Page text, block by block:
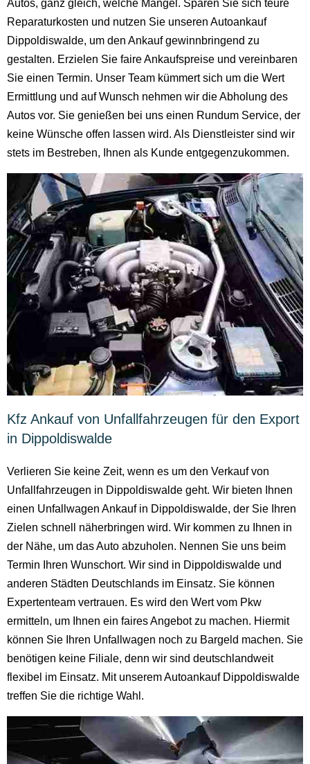
Autos, ganz gleich, welche Mängel. Sparen Sie sich teure
Reparaturkosten und nutzen Sie unseren Autoankauf
Dippoldiswalde, um den Ankauf gewinnbringend zu
gestalten. Erzielen Sie faire Ankaufspreise und vereinbaren
Sie einen Termin. Unser Team kümmert sich um die Wert
Ermittlung und auf Wunsch nehmen wir die Abholung des
Autos vor. Sie genießen bei uns einen Rundum Service, der
keine Wünsche offen lassen wird. Als Dienstleister sind wir
stets im Bestreben, Ihnen als Kunde entgegenzukommen.
Kfz Ankauf von Unfallfahrzeugen für den Export
in Dippoldiswalde
Verlieren Sie keine Zeit, wenn es um den Verkauf von
Unfallfahrzeugen in Dippoldiswalde geht. Wir bieten Ihnen
einen Unfallwagen Ankauf in Dippoldiswalde, der Sie Ihren
Zielen schnell näherbringen wird. Wir kommen zu Ihnen in
der Nähe, um das Auto abzuholen. Nennen Sie uns beim
Termin Ihren Wunschort. Wir sind in Dippoldiswalde und
anderen Städten Deutschlands im Einsatz. Sie können
Expertenteam vertrauen. Es wird den Wert vom Pkw
ermitteln, um Ihnen ein faires Angebot zu machen. Hiermit
können Sie Ihren Unfallwagen noch zu Bargeld machen. Sie
benötigen keine Filiale, denn wir sind deutschlandweit
flexibel im Einsatz. Mit unserem Autoankauf Dippoldiswalde
treffen Sie die richtige Wahl.